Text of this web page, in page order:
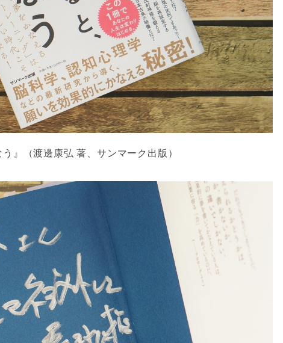
』（渡邊康弘 著、サンマーク出版）